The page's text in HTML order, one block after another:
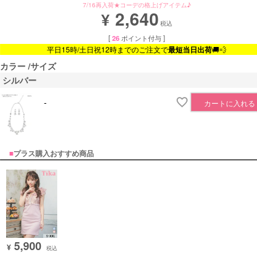
7/16再入荷★コーデの格上げアイテム♪
¥ 2,640 税込
[26 ポイント付与 ]
平日15時/土日祝12時までのご注文で最短当日出荷🚚💨
カラー サイズ
シルバー
-
カートに入れる
■プラス購入おすすめ商品
¥ 5,900 税込